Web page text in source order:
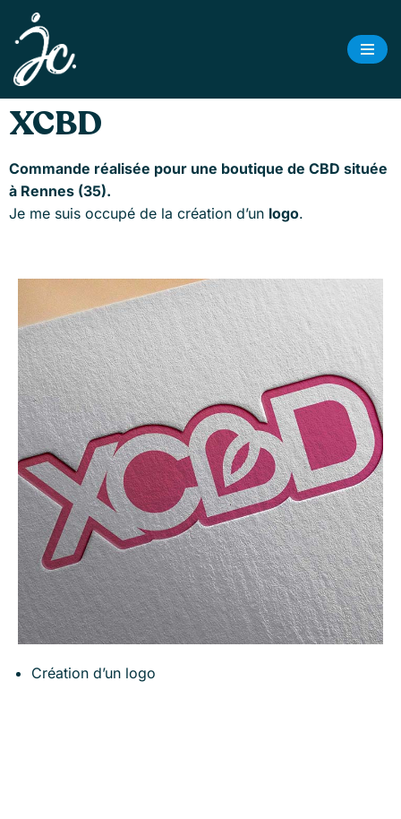
Aller
au
XCBD
Commande réalisée pour une boutique de CBD située
à Rennes (35).
Je me suis occupé de la création d’un logo.
Création d’un logo